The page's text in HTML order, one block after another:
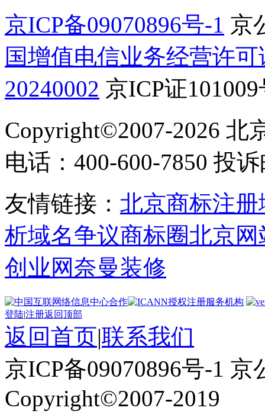
京ICP备09070896号-1 京
国增值电信业务经营许可
20240002 京ICP证101009
Copyright©2007-2026 北
电话：400-600-7850 投
友情链接： 北京商标注册
析域名争议商标圈北京网
创业网奈曼装修
登陆|注册返回顶部
返回首页|联系我们
京ICP备09070896号-1 京
Copyright©2007-2019